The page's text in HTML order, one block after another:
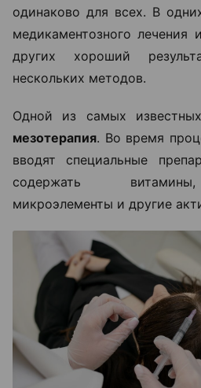
одинаково для всех. В
медикаментозного
других хороший
нескольких методов.
Одной из самых
мезотерапия. Во время
вводят специальные
содержать
микроэлементы и другие